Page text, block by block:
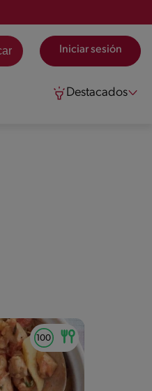
Iniciar sesión
Destacados